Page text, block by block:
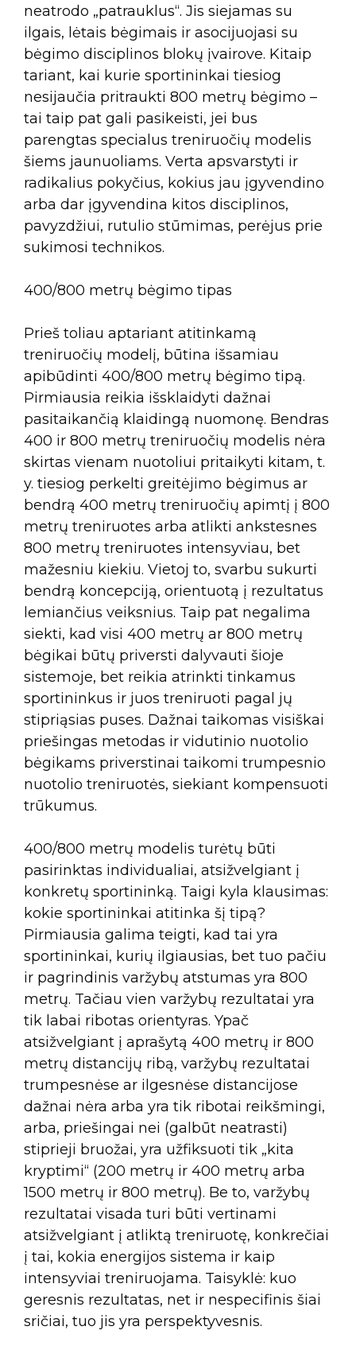
neatrodo „patrauklus“. Jis siejamas su
ilgais, lėtais bėgimais ir asocijuojasi su
bėgimo disciplinos blokų įvairove. Kitaip
tariant, kai kurie sportininkai tiesiog
nesijaučia pritraukti 800 metrų bėgimo –
tai taip pat gali pasikeisti, jei bus
parengtas specialus treniruočių modelis
šiems jaunuoliams. Verta apsvarstyti ir
radikalius pokyčius, kokius jau įgyvendino
arba dar įgyvendina kitos disciplinos,
pavyzdžiui, rutulio stūmimas, perėjus prie
sukimosi technikos.
400/800 metrų bėgimo tipas
Prieš toliau aptariant atitinkamą
treniruočių modelį, būtina išsamiau
apibūdinti 400/800 metrų bėgimo tipą.
Pirmiausia reikia išsklaidyti dažnai
pasitaikančią klaidingą nuomonę. Bendras
400 ir 800 metrų treniruočių modelis nėra
skirtas vienam nuotoliui pritaikyti kitam, t.
y. tiesiog perkelti greitėjimo bėgimus ar
bendrą 400 metrų treniruočių apimtį į 800
metrų treniruotes arba atlikti ankstesnes
800 metrų treniruotes intensyviau, bet
mažesniu kiekiu. Vietoj to, svarbu sukurti
bendrą koncepciją, orientuotą į rezultatus
lemiančius veiksnius. Taip pat negalima
siekti, kad visi 400 metrų ar 800 metrų
bėgikai būtų priversti dalyvauti šioje
sistemoje, bet reikia atrinkti tinkamus
sportininkus ir juos treniruoti pagal jų
stipriąsias puses. Dažnai taikomas visiškai
priešingas metodas ir vidutinio nuotolio
bėgikams priverstinai taikomi trumpesnio
nuotolio treniruotės, siekiant kompensuoti
trūkumus.
400/800 metrų modelis turėtų būti
pasirinktas individualiai, atsižvelgiant į
konkretų sportininką. Taigi kyla klausimas:
kokie sportininkai atitinka šį tipą?
Pirmiausia galima teigti, kad tai yra
sportininkai, kurių ilgiausias, bet tuo pačiu
ir pagrindinis varžybų atstumas yra 800
metrų. Tačiau vien varžybų rezultatai yra
tik labai ribotas orientyras. Ypač
atsižvelgiant į aprašytą 400 metrų ir 800
metrų distancijų ribą, varžybų rezultatai
trumpesnėse ar ilgesnėse distancijose
dažnai nėra arba yra tik ribotai reikšmingi,
arba, priešingai nei (galbūt neatrasti)
stiprieji bruožai, yra užfiksuoti tik „kita
kryptimi“ (200 metrų ir 400 metrų arba
1500 metrų ir 800 metrų). Be to, varžybų
rezultatai visada turi būti vertinami
atsižvelgiant į atliktą treniruotę, konkrečiai
į tai, kokia energijos sistema ir kaip
intensyviai treniruojama. Taisyklė: kuo
geresnis rezultatas, net ir nespecifinis šiai
sričiai, tuo jis yra perspektyvesnis.